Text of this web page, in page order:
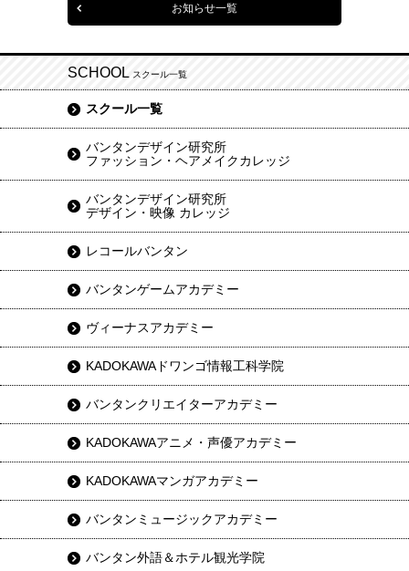
お知らせ一覧
SCHOOL スクール一覧
スクール一覧
バンタンデザイン研究所
ファッション・ヘアメイクカレッジ
バンタンデザイン研究所
デザイン・映像 カレッジ
レコールバンタン
バンタンゲームアカデミー
ヴィーナスアカデミー
KADOKAWAドワンゴ情報工科学院
バンタンクリエイターアカデミー
KADOKAWAアニメ・声優アカデミー
KADOKAWAマンガアカデミー
バンタンミュージックアカデミー
バンタン外語＆ホテル観光学院